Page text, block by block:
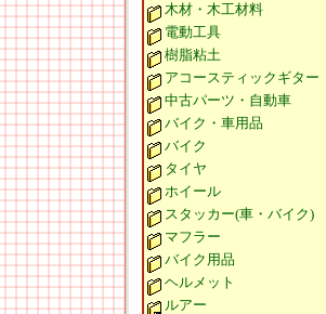
木材・木工材料
電動工具
樹脂粘土
アコースティックギター
中古パーツ・自動車
バイク・車用品
バイク
タイヤ
ホイール
スタッカー(車・バイク)
マフラー
バイク用品
ヘルメット
ルアー